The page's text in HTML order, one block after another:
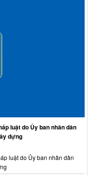
luật do Ủy ban nhân dân
dựng
luật do Ủy ban nhân dân